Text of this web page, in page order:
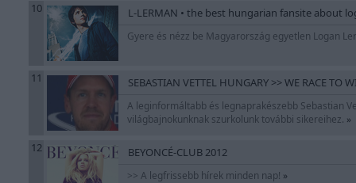
10 L-LERMAN • the best hungarian fansite about
Gyere és nézz be Magyarország egyetlen Logan
11 SEBASTIAN VETTEL HUNGARY >> WE RACE
A leginformáltabb és legnaprakészebb Sebastian
világbajnokunknak szurkolunk további sikereihez. »
12 BEYONCÉ-CLUB 2012
>> A legfrissebb hírek minden nap! »